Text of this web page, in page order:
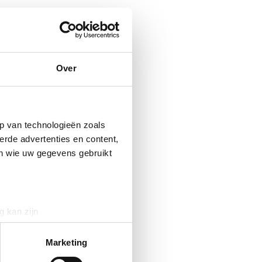
Over
van technologieën zoals
advertenties en content,
wie uw gegevens gebruikt
kan zijn
detailgedeeltein. U kunt uw
Marketing